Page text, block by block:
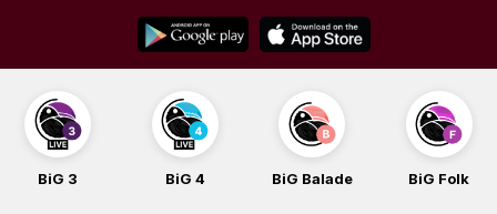
content
BiG 3 BiG 4 BiG Balade BiG Folk